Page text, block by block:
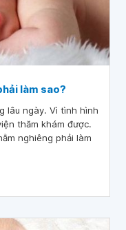
làm sao?
lâu ngày. Vì tình hình
thăm khám được.
nghiêng phải làm